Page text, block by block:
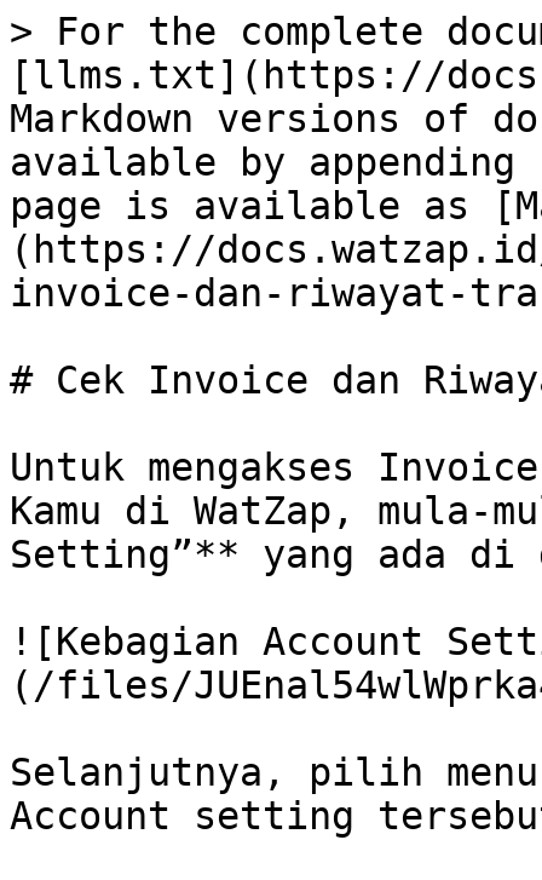
> For the complete
[llms.txt](https://
Markdown versions of
available by
page is available as
(https://
invoice-dan-riwayat-
# Cek Invoice dan
Untuk mengakses
Kamu di WatZap, mula-
Setting”** yang ada di
![Kebagian Account
(/files/
Selanjutnya, pilih
Account setting